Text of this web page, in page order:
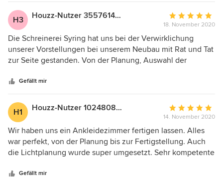
und wir denken, dass das auch noch zu unser vollsten
Zufriedenheit erledigt wird.
H3 Houzz-Nutzer 355761473
Bewertung:
5
von
5
18. November 2020
Die Schreinerei Syring hat uns bei der Verwirklichung
unserer Vorstellungen bei unserem Neubau mit Rat und Tat
zur Seite gestanden. Von der Planung, Auswahl der
bis hin zur Realisierung wurden wir familiär, freundlich und
professionell begleitet. Der Ideenreichtum und die
Professionalität hat uns von Beginn an überzeugt und
begeistert. Wir haben eine versenkte Garderobe mit
integrierter Sitzfläche und Lichtband, einen belüfteten
Schuhschrank, Einbaubüroschränke, einen begehbaren
Kleiderschrank- wie im 5* Hotel und ein ganz individuelles
Wohnzimmer Hängeboard ausführen lassen. Das
Hängeboard hat alle Kabelöffnungen, die für die
Gefällt mir
H1 Houzz-Nutzer 102480808
Bewertung:
5
von
5
14. November 2020
Wir haben uns ein Ankleidezimmer fertigen lassen. Alles
war perfekt, von der Planung bis zur Fertigstellung. Auch
die Lichtplanung wurde super umgesetzt. Sehr kompetente
Ankleidezimmer ist eine Augenweide. Lieben Dank an die
Gefällt mir